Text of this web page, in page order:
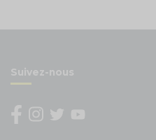
Suivez-nous